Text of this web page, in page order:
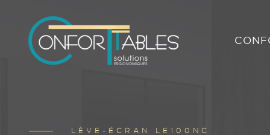
DÉCOUVRIR
LÈVE-ÉCRAN LE100NC